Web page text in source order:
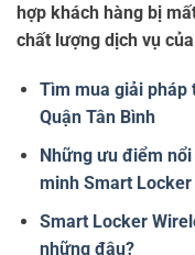
hợp khách hàng bị
chất lượng dịch vụ
Tìm mua giải pháp
Quận Tân Bình
Những ưu điểm
minh Smart Locker
Smart Locker
những đâu?